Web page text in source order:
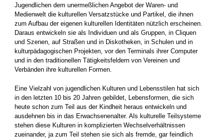
Jugendlichen dem unermeßlichen Angebot der Waren- und
Medienwelt die kulturellen Versatzstücke und Partikel, die ihnen
zum Aufbau der eigenen kul­turellen Identitäten nützlich erscheinen.
Daraus entwickeln sie als Individuen und als Gruppen, in Cliquen
und Szenen, auf Straßen und in Disko­theken, in Schulen und in
kulturpädagogischen Projekten, vor den Terminals ihrer Computer
und in den traditionellen Tätigkeitsfeldern von Vereinen und
Verbänden ihre kulturellen For­men.
Eine Vielzahl von jugendlichen Kulturen und Le­bensstilen hat sich
in den letzten 10 bis 20 Jah­ren gebildet, Lebensformen, die sich
heute schon zum Teil aus der Kindheit heraus entwic­keln und
ausdehnen bis in das Erwachsenenal­ter. Als kulturelle Teilsysteme
stehen diese Kulturen in komplizierten Wechselverhältnissen
zueinander, ja zum Teil stehen sie sich als frem­de, gar feindlich